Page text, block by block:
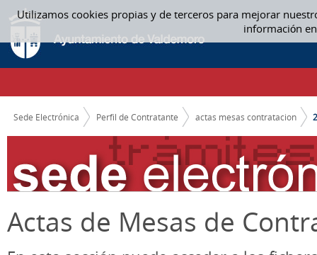
Utilizamos cookies propias y de terceros para mejorar
información
Saltar al contenido
2015 - ACTAS MESAS CONTRATACION
CAMINO DE MIGAS
Sede Electrónica Perfil de Contratante actas mesas contratacion
Actas de Mesas de